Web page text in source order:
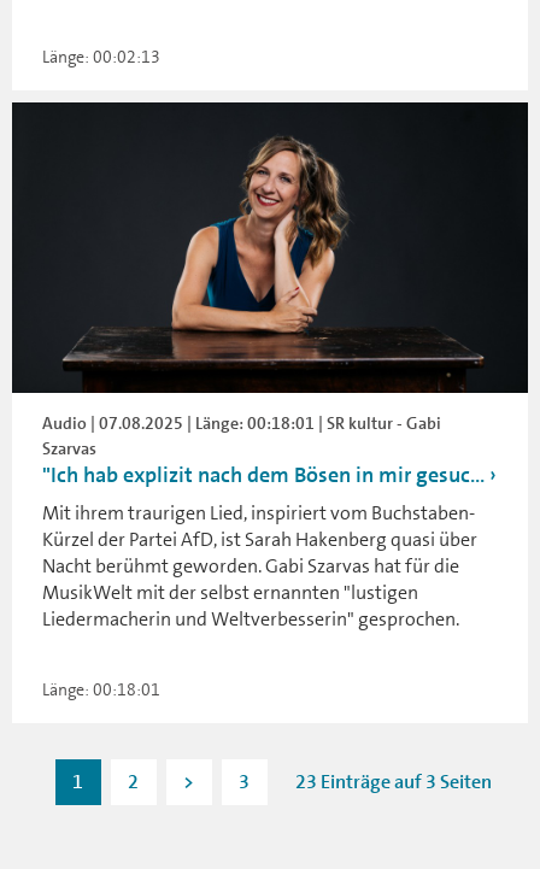
Länge: 00:02:13
Audio | 07.08.2025 | Länge: 00:18:01 | SR kultur - Gabi
Szarvas
"Ich hab explizit nach dem Bösen in mir gesuc...
Mit ihrem traurigen Lied, inspiriert vom Buchstaben-
Kürzel der Partei AfD, ist Sarah Hakenberg quasi über
Nacht berühmt geworden. Gabi Szarvas hat für die
MusikWelt mit der selbst ernannten "lustigen
Liedermacherin und Weltverbesserin" gesprochen.
Länge: 00:18:01
1 2 > 3 23 Einträge auf 3 Seiten